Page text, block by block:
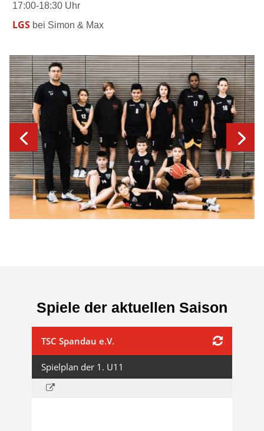
17:00-18:30 Uhr
LGSbei Simon & Max
Spiele der aktuellen Saison